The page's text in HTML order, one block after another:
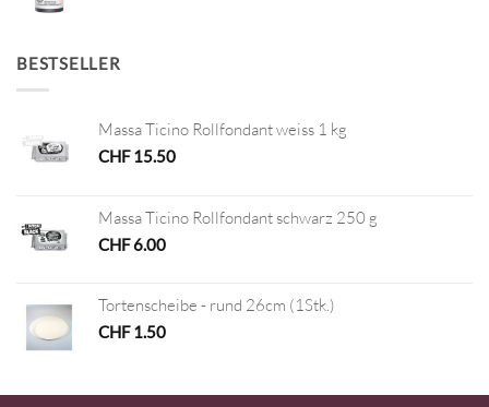
BESTSELLER
Massa Ticino Rollfondant weiss 1 kg
CHF15.50
Massa Ticino Rollfondant schwarz 250 g
CHF6.00
Tortenscheibe - rund 26cm (1Stk.)
CHF1.50